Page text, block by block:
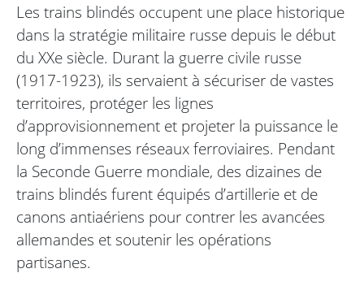
Les trains blindés occupent une place historique
dans la stratégie militaire russe depuis le début
du XXe siècle. Durant la guerre civile russe
(1917-1923), ils servaient à sécuriser de vastes
territoires, protéger les lignes
d’approvisionnement et projeter la puissance le
long d’immenses réseaux ferroviaires. Pendant
la Seconde Guerre mondiale, des dizaines de
trains blindés furent équipés d’artillerie et de
canons antiaériens pour contrer les avancées
allemandes et soutenir les opérations
partisanes.